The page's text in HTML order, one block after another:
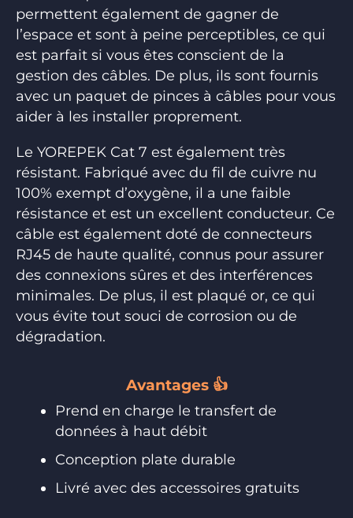
permettent également de gagner de
l’espace et sont à peine perceptibles, ce qui
est parfait si vous êtes conscient de la
gestion des câbles. De plus, ils sont fournis
avec un paquet de pinces à câbles pour vous
aider à les installer proprement.
Le YOREPEK Cat 7 est également très
résistant. Fabriqué avec du fil de cuivre nu
100% exempt d’oxygène, il a une faible
résistance et est un excellent conducteur. Ce
câble est également doté de connecteurs
RJ45 de haute qualité, connus pour assurer
des connexions sûres et des interférences
minimales. De plus, il est plaqué or, ce qui
vous évite tout souci de corrosion ou de
dégradation.
Avantages 👍
Prend en charge le transfert de
données à haut débit
Conception plate durable
Livré avec des accessoires gratuits